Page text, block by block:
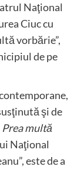
Naţional
Ciuc cu
vorbărie”,
de pe
şi de
Prea multă
Naţional
este de a